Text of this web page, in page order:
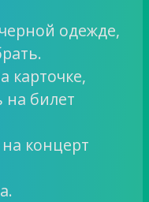
одежде,
карточке,
на билет
концерт